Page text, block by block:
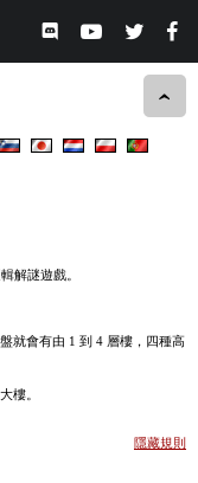
解謎遊戲。
就會有由 1 到 4 層樓，四種高
樓。
隱藏規則